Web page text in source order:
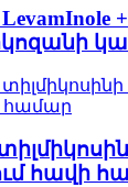
հավի